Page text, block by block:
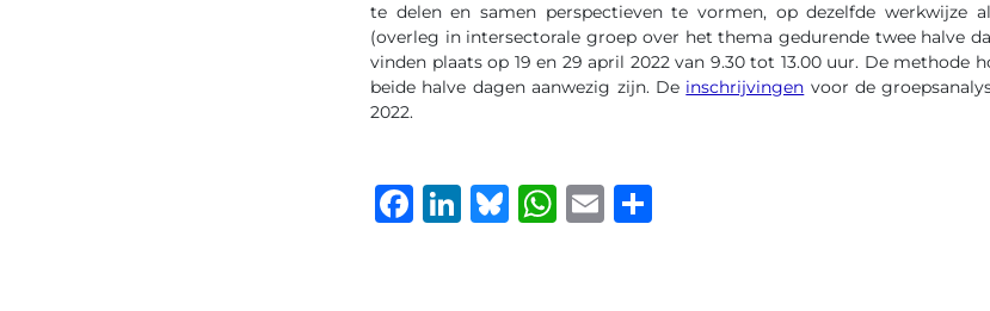
te delen en samen perspectieven te vormen, op dezelfde werkwijze
(overleg in intersectorale groep over het thema gedurende twee halve
vinden plaats op 19 en 29 april 2022 van 9.30 tot 13.00 uur. De methode
beide halve dagen aanwezig zijn. De inschrijvingen voor de
2022.
Facebook
LinkedIn
Bluesky
WhatsApp
Email